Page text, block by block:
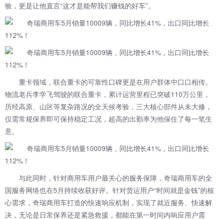
验，更是让他直言“这才是能帮我们赚钱的好车”。
重卡领域，联合重卡的可靠性口碑更是在用户群体中口口相传。
物流老兵李学飞驾驶的联合重卡，累计运营里程已突破110万公里，
历经高原、山区等复杂路况的全天候考验，三大核心部件从未大修，
仅需常规保养即可保持稳定工况，超高的出勤率为他保住了每一笔生
意。
与此同时，针对商用车用户最关心的服务保障，奇瑞商用车的全
国服务网络也在5月持续收获好评。针对货运用户“时间就是金钱”的核
心需求，奇瑞商用车打造的快速响应机制，实现了就近服务、快速解
决，无论是日常保养还是紧急救援，都能在第一时间内响应用户需